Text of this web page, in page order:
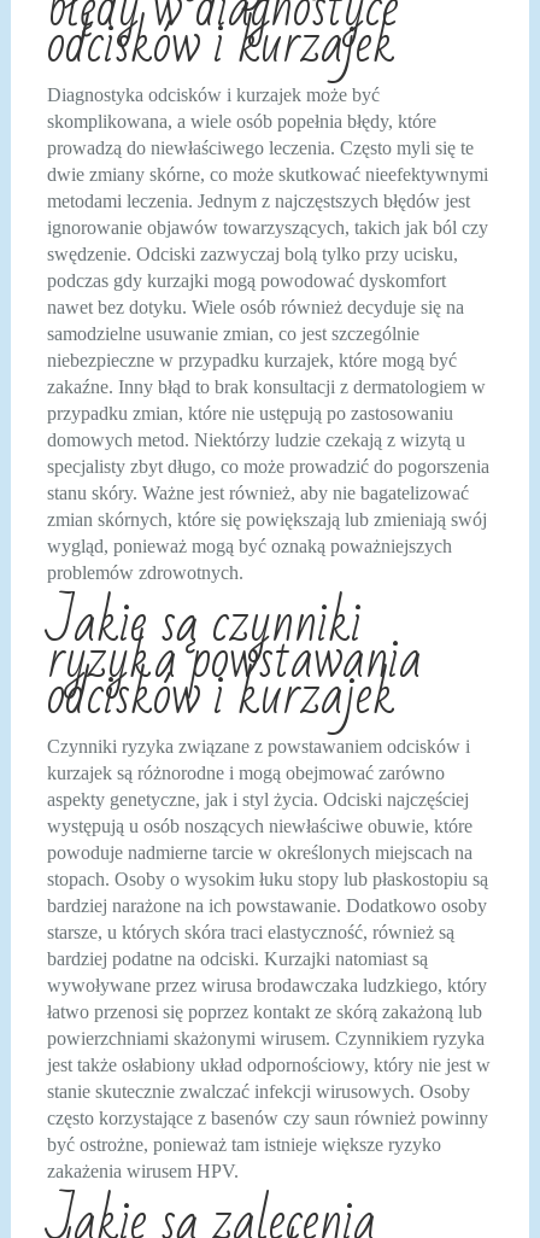
odcisków i kurzajek
Diagnostyka odcisków i kurzajek może być
skomplikowana, a wiele osób popełnia błędy, które
prowadzą do niewłaściwego leczenia. Często myli się te
dwie zmiany skórne, co może skutkować nieefektywnymi
metodami leczenia. Jednym z najczęstszych błędów jest
ignorowanie objawów towarzyszących, takich jak ból czy
swędzenie. Odciski zazwyczaj bolą tylko przy ucisku,
podczas gdy kurzajki mogą powodować dyskomfort
nawet bez dotyku. Wiele osób również decyduje się na
samodzielne usuwanie zmian, co jest szczególnie
niebezpieczne w przypadku kurzajek, które mogą być
zakaźne. Inny błąd to brak konsultacji z dermatologiem w
przypadku zmian, które nie ustępują po zastosowaniu
domowych metod. Niektórzy ludzie czekają z wizytą u
specjalisty zbyt długo, co może prowadzić do pogorszenia
stanu skóry. Ważne jest również, aby nie bagatelizować
zmian skórnych, które się powiększają lub zmieniają swój
wygląd, ponieważ mogą być oznaką poważniejszych
problemów zdrowotnych.
Jakie są czynniki
ryzyka powstawania
odcisków i kurzajek
Czynniki ryzyka związane z powstawaniem odcisków i
kurzajek są różnorodne i mogą obejmować zarówno
aspekty genetyczne, jak i styl życia. Odciski najczęściej
występują u osób noszących niewłaściwe obuwie, które
powoduje nadmierne tarcie w określonych miejscach na
stopach. Osoby o wysokim łuku stopy lub płaskostopiu są
bardziej narażone na ich powstawanie. Dodatkowo osoby
starsze, u których skóra traci elastyczność, również są
bardziej podatne na odciski. Kurzajki natomiast są
wywoływane przez wirusa brodawczaka ludzkiego, który
łatwo przenosi się poprzez kontakt ze skórą zakażoną lub
powierzchniami skażonymi wirusem. Czynnikiem ryzyka
jest także osłabiony układ odpornościowy, który nie jest w
stanie skutecznie zwalczać infekcji wirusowych. Osoby
często korzystające z basenów czy saun również powinny
być ostrożne, ponieważ tam istnieje większe ryzyko
zakażenia wirusem HPV.